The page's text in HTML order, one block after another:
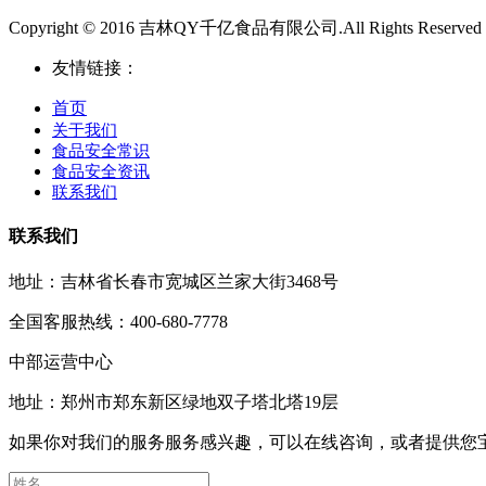
Copyright © 2016 吉林QY千亿食品有限公司.All Rights Reserved
友情链接：
首页
关于我们
食品安全常识
食品安全资讯
联系我们
联系我们
地址：吉林省长春市宽城区兰家大街3468号
全国客服热线：400-680-7778
中部运营中心
地址：郑州市郑东新区绿地双子塔北塔19层
如果你对我们的服务服务感兴趣，可以在线咨询，或者提供您